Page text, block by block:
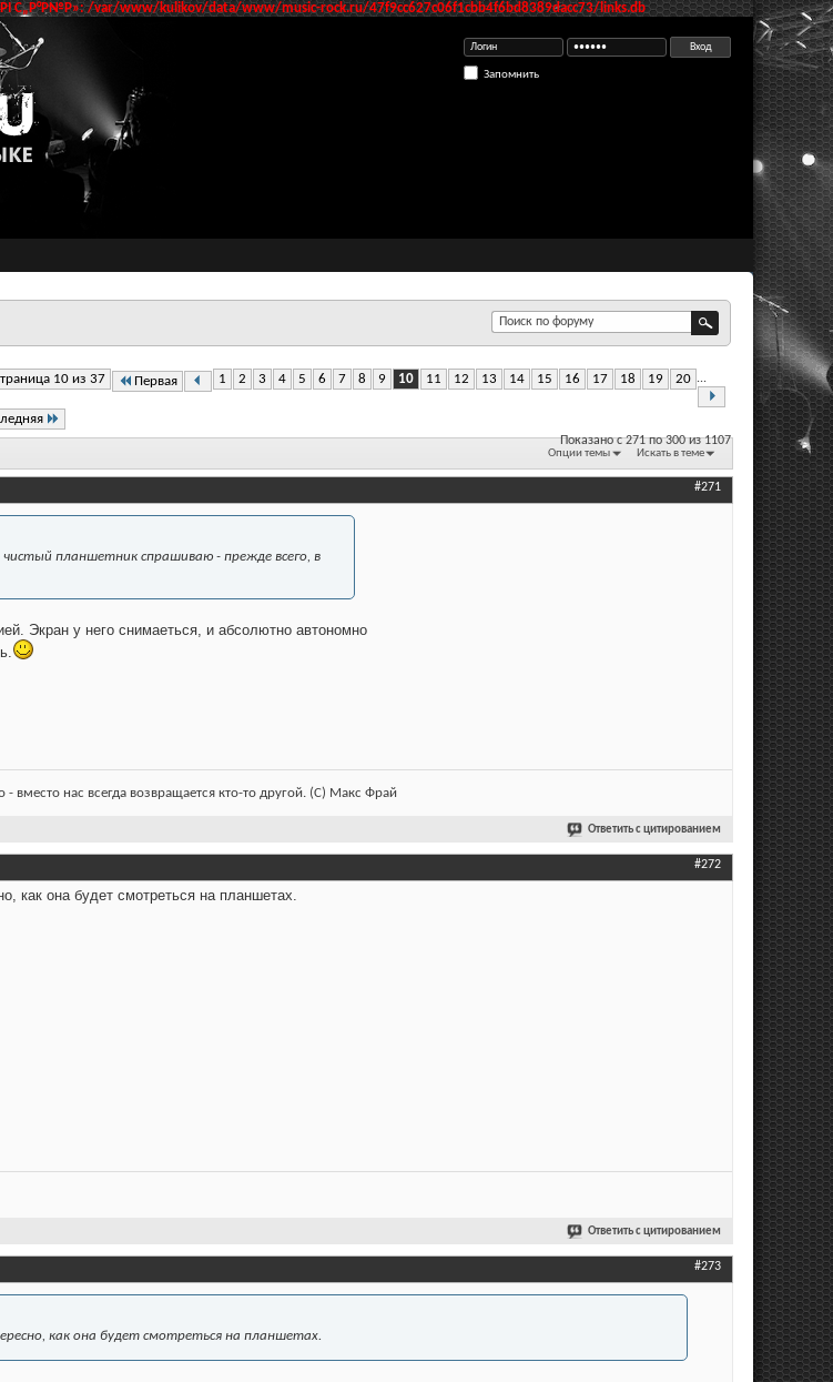
РІ С„Р°Р№Р»: /var/www/kulikov/data/www/music-rock.ru/47f9cc627c06f1cbb4f6bd8389dacc73/links.db
Запомнить
10 из 37 Первая 1 2 3 4 5 6 7 8 9 10 11 12 13 14 15 16 17 18 19 20 ...
Показано с 271 по 300 из 1107
Опции темы Искать в теме
#271
планшетник спрашиваю - прежде всего, в
Экран у него снимаеться, и абсолютно автономно
- вместо нас всегда возвращается кто-то другой. (С) Макс Фрай
Ответить с цитированием
#272
как она будет смотреться на планшетах.
Ответить с цитированием
#273
как она будет смотреться на планшетах.